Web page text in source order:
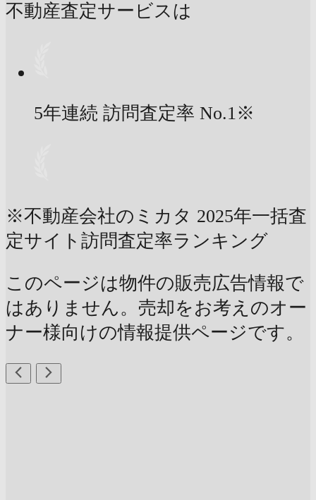
不動産査定サービスは
5年連続 訪問査定率 No.1※
※不動産会社のミカタ 2025年一括査
定サイト訪問査定率ランキング
このページは物件の販売広告情報で
はありません。売却をお考えのオー
ナー様向けの情報提供ページです。